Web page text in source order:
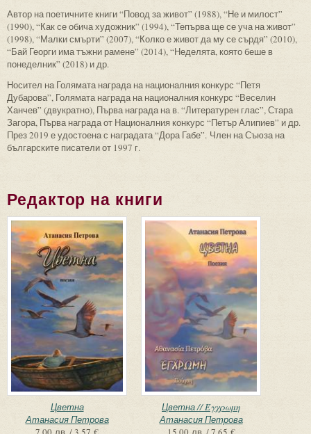
Автор на поетичните книги “Повод за живот” (1988), “Не и милост”
(1990), “Как се обича художник” (1994), “Тепърва ще се уча на живот”
(1998), “Малки смърти” (2007), “Колко е живот да му се сърдя” (2010),
“Бай Георги има тъжни рамене” (2014), “Неделята, която беше в
понеделник” (2018) и др.
Носител на Голямата награда на националния конкурс “Петя
Дубарова”, Голямата награда на националния конкурс “Веселин
Ханчев” (двукратно), Първа награда на в. “Литературен глас”, Стара
Загора, Първа награда от Националния конкурс “Петър Алипиев” и др.
През 2019 е удостоена с наградата “Дора Габе”. Член на Съюза на
българските писатели от 1997 г.
Редактор на книги
Цветна
Атанасия Петрова
Цветна // Έγχρωμη
Атанасия Петрова